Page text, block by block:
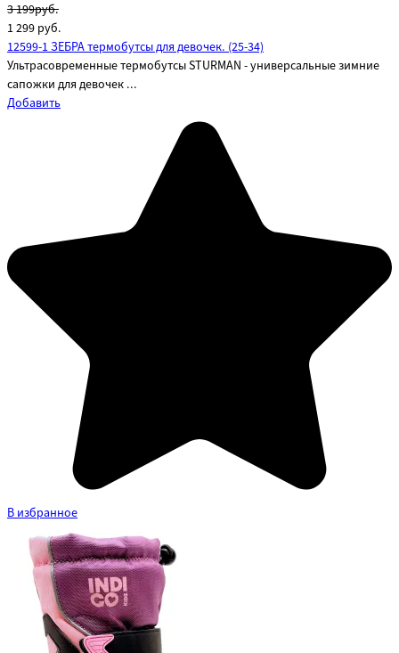
3 199руб.
1 299 руб.
12599-1 ЗЕБРА термобутсы для девочек. (25-34)
Ультрасовременные термобутсы STURMAN - универсальные зимние
сапожки для девочек ...
Добавить
В избранное